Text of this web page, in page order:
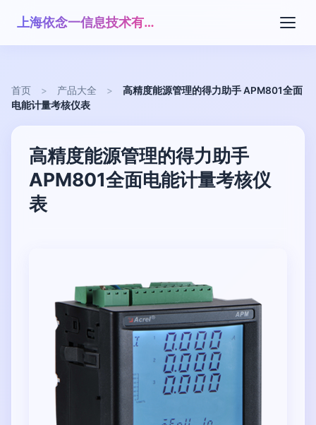
上海依念一信息技术有限公司
首页 > 产品大全 >
高精度能源管理的得力助手 APM801全面
电能计量考核仪表
高精度能源管理的得力助手
APM801全面电能计量考核仪
表